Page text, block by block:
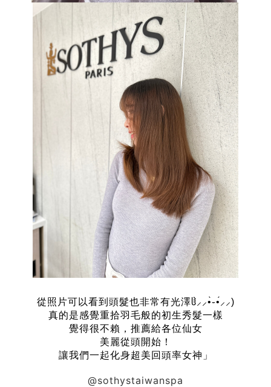
從照片可以看到頭髮也非常有光澤ჱ⸝⸝•̀֊•́⸝⸝)
真的是感覺重拾羽毛般的初生秀髮一樣
覺得很不賴，推薦給各位仙女
美麗從頭開始！
讓我們一起化身超美回頭率女神」
@sothystaiwanspa